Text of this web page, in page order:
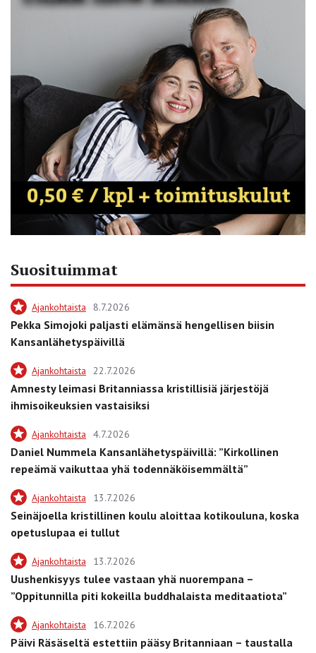
Suosituimmat
Ajankohtaista 8.7.2026
Pekka Simojoki paljasti elämänsä hengellisen biisin
Kansanlähetyspäivillä
Ajankohtaista 22.7.2026
Amnesty leimasi Britanniassa kristillisiä järjestöjä
ihmisoikeuksien vastaisiksi
Ajankohtaista 4.7.2026
Daniel Nummela Kansanlähetyspäivillä: ”Kirkollinen
repeämä vaikuttaa yhä todennäköisemmältä”
Ajankohtaista 13.7.2026
Seinäjoella kristillinen koulu aloittaa kotikouluna, koska
opetuslupaa ei tullut
Ajankohtaista 13.7.2026
Uushenkisyys tulee vastaan yhä nuorempana –
”Oppitunnilla piti kokeilla buddhalaista meditaatiota”
Ajankohtaista 16.7.2026
Päivi Räsäseltä estettiin pääsy Britanniaan – taustalla